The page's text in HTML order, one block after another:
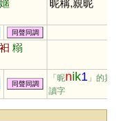
嫟 昵稱,親昵
同聲同調
衵 糑
同聲同調
「昵nik1 」的異
讀字